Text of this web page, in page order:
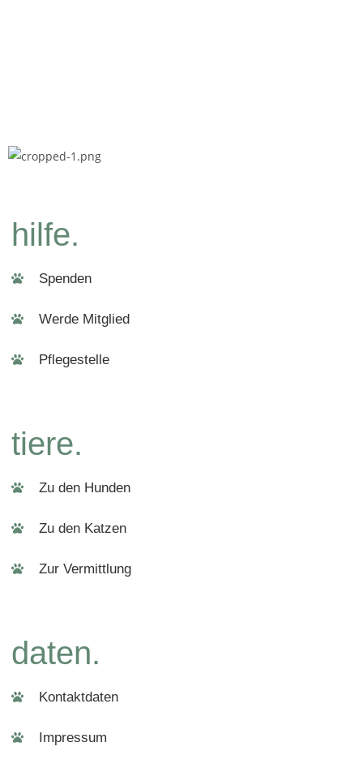
hilfe.
Spenden
Werde Mitglied
Pflegestelle
tiere.
Zu den Hunden
Zu den Katzen
Zur Vermittlung
daten.
Kontaktdaten
Impressum